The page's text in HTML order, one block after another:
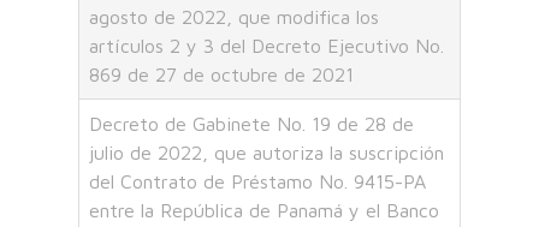
agosto de 2022, que modifica los
artículos 2 y 3 del Decreto Ejecutivo No.
869 de 27 de octubre de 2021
Decreto de Gabinete No. 19 de 28 de
julio de 2022, que autoriza la suscripción
del Contrato de Préstamo No. 9415-PA
entre la República de Panamá y el Banco